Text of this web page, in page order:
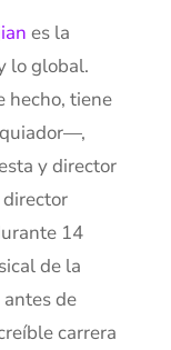
es la
lo global.
hecho, tiene
y director
14
de la
de
carrera